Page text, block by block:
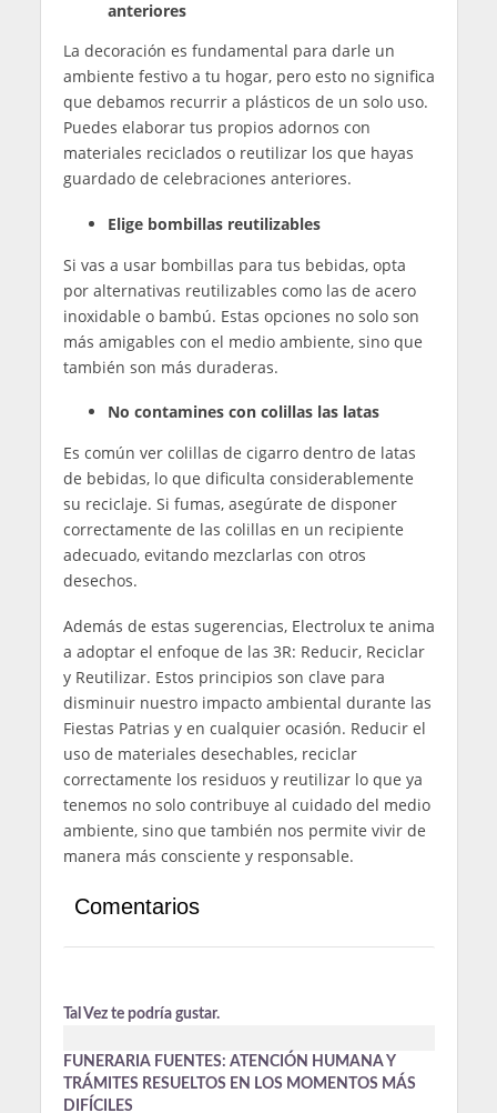
anteriores
La decoración es fundamental para darle un
ambiente festivo a tu hogar, pero esto no significa
que debamos recurrir a plásticos de un solo uso.
Puedes elaborar tus propios adornos con
materiales reciclados o reutilizar los que hayas
guardado de celebraciones anteriores.
Elige bombillas reutilizables
Si vas a usar bombillas para tus bebidas, opta
por alternativas reutilizables como las de acero
inoxidable o bambú. Estas opciones no solo son
más amigables con el medio ambiente, sino que
también son más duraderas.
No contamines con colillas las latas
Es común ver colillas de cigarro dentro de latas
de bebidas, lo que dificulta considerablemente
su reciclaje. Si fumas, asegúrate de disponer
correctamente de las colillas en un recipiente
adecuado, evitando mezclarlas con otros
desechos.
Además de estas sugerencias, Electrolux te anima
a adoptar el enfoque de las 3R: Reducir, Reciclar
y Reutilizar. Estos principios son clave para
disminuir nuestro impacto ambiental durante las
Fiestas Patrias y en cualquier ocasión. Reducir el
uso de materiales desechables, reciclar
correctamente los residuos y reutilizar lo que ya
tenemos no solo contribuye al cuidado del medio
ambiente, sino que también nos permite vivir de
manera más consciente y responsable.
Comentarios
Tal Vez te podría gustar.
FUNERARIA FUENTES: ATENCIÓN HUMANA Y
TRÁMITES RESUELTOS EN LOS MOMENTOS MÁS
DIFÍCILES